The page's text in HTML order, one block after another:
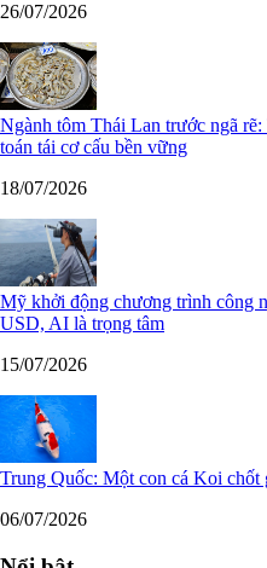
26/07/2026
Ngành tôm Thái Lan trước ngã
toán tái cơ cấu bền vững
18/07/2026
Mỹ khởi động chương trình công
USD, AI là trọng tâm
15/07/2026
Trung Quốc: Một con cá Koi chốt
06/07/2026